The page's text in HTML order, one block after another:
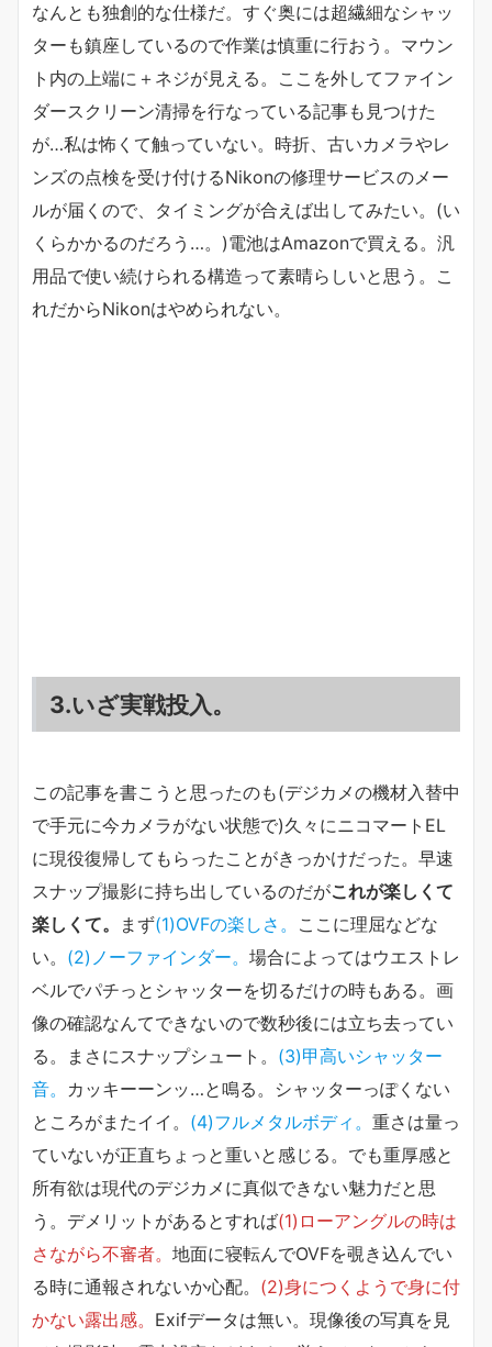
なんとも独創的な仕様だ。すぐ奥には超繊細なシャッ
ターも鎮座しているので作業は慎重に行おう。マウン
ト内の上端に＋ネジが見える。ここを外してファイン
ダースクリーン清掃を行なっている記事も見つけた
が…私は怖くて触っていない。時折、古いカメラやレ
ンズの点検を受け付けるNikonの修理サービスのメー
ルが届くので、タイミングが合えば出してみたい。(い
くらかかるのだろう…。)電池はAmazonで買える。汎
用品で使い続けられる構造って素晴らしいと思う。こ
れだからNikonはやめられない。
3.いざ実戦投入。
この記事を書こうと思ったのも(デジカメの機材入替中
で手元に今カメラがない状態で)久々にニコマートEL
に現役復帰してもらったことがきっかけだった。早速
スナップ撮影に持ち出しているのだがこれが楽しくて
楽しくて。
まず(1)OVFの楽しさ。 ここに理屈などな
い。 (2)ノーファインダー。 場合によってはウエストレ
ベルでパチっとシャッターを切るだけの時もある。画
像の確認なんてできないので数秒後には立ち去ってい
る。まさにスナップシュート。 (3)甲高いシャッター
音。 カッキーーンッ…と鳴る。シャッターっぽくない
ところがまたイイ。 (4)フルメタルボディ。 重さは量っ
ていないが正直ちょっと重いと感じる。でも重厚感と
所有欲は現代のデジカメに真似できない魅力だと思
う。デメリットがあるとすれば(1)ローアングルの時は
さながら不審者。 地面に寝転んでOVFを覗き込んでい
る時に通報されないか心配。 (2)身につくようで身に付
かない露出感。 Exifデータは無い。現像後の写真を見